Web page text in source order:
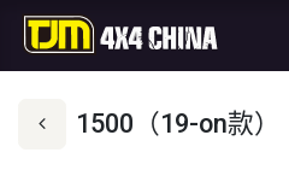
1500（19-on款）